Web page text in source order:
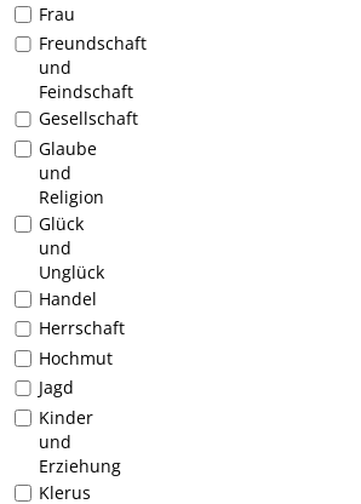
Frau
Freundschaft
und
Feindschaft
Gesellschaft
Glaube
und
Religion
Glück
und
Unglück
Handel
Herrschaft
Hochmut
Jagd
Kinder
und
Erziehung
Klerus